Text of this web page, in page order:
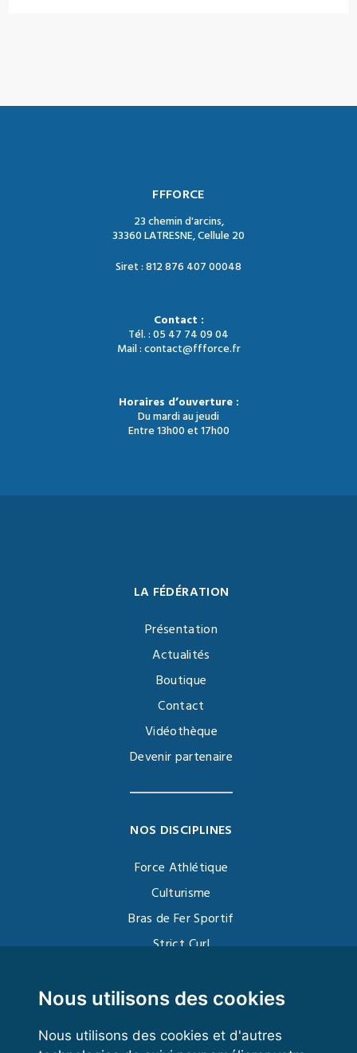
Nous utilisons des cookies
Nous utilisons des cookies et d'autres
FFFORCE
23 chemin d'arcins,
33360 LATRESNE, Cellule 20
Siret : 812 876 407 00048
Contact :
Tél. : 05 47 74 09 04
Mail : contact@ffforce.fr
Horaires d’ouverture :
Du mardi au jeudi
Entre 13h00 et 17h00
LA FÉDÉRATION
Présentation
Actualités
Boutique
Contact
Vidéothèque
Devenir partenaire
NOS DISCIPLINES
Force Athlétique
Culturisme
Bras de Fer Sportif
Strict Curl
Kettlebell